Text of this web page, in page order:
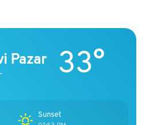
Pazar 33°
Sunset